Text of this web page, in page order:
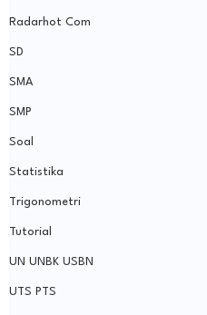
Radarhot Com
SD
SMA
SMP
Soal
Statistika
Trigonometri
Tutorial
UN UNBK USBN
UTS PTS